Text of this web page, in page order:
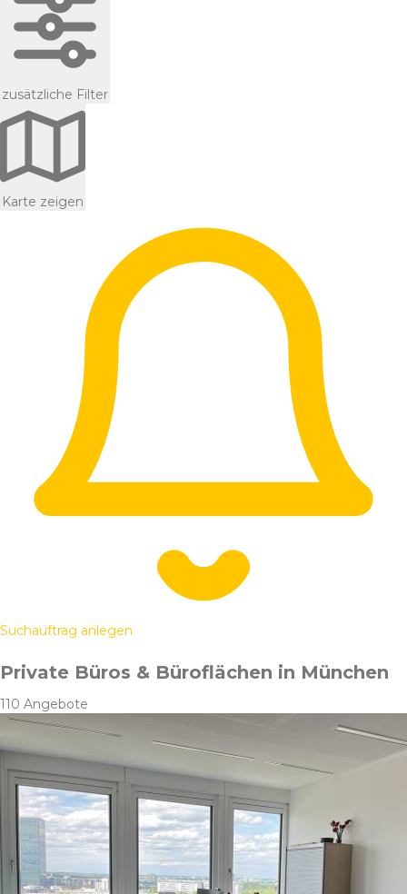
zusätzliche Filter
Karte zeigen
Suchauftrag anlegen
Private Büros & Büroflächen in München
110 Angebote